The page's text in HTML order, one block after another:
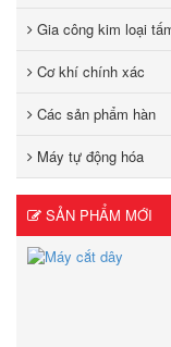
Gia công kim loại
Cơ khí chính xác
Các sản phẩm hàn
Máy tự động hóa
SẢN PHẨM MỚI